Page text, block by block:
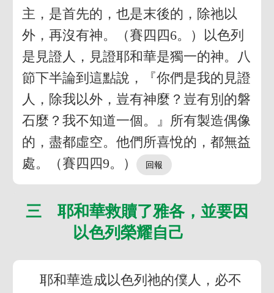
主，是首先的，也是末後的，除祂以
外，再沒有神。（賽四四6。）以色列
是見證人，見證耶和華是獨一的神。八
節下半論到這點說，『你們是我的見證
人，除我以外，豈有神麼？豈有別的磐
石麼？我不知道一個。』所有製造偶像
的，盡都虛空。他們所喜悅的，都無益
處。（賽四四9。）
三 耶和華救贖了雅各，並要因
以色列榮耀自己
耶和華造成以色列祂的僕人，必不